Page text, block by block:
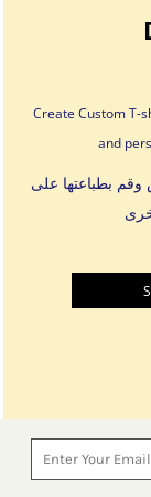
Create Custom T-
and
بطباعتها على